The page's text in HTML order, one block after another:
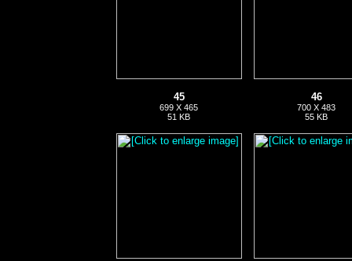
45
699 X 465
51 KB
46
700 X 483
55 KB